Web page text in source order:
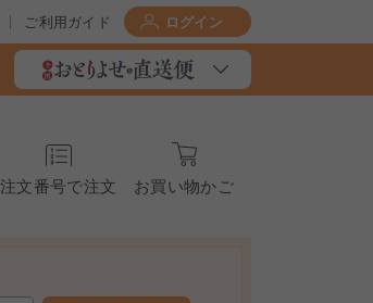
ご利用ガイド ログイン
注文番号で注文 お買い物かご